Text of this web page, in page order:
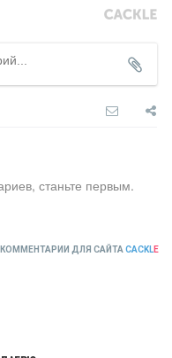
станьте первым.
КОММЕНТАРИИ ДЛЯ САЙТА CACKLE